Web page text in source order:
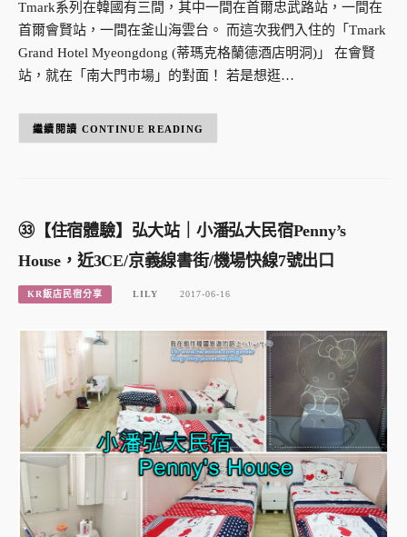
Tmark系列在韓國有三間，其中一間在首爾忠武路站，一間在
首爾會賢站，一間在釜山海雲台。 而這次我們入住的「Tmark
Grand Hotel Myeongdong (蒂瑪克格蘭德酒店明洞)」 在會賢
站，就在「南大門市場」的對面！ 若是想逛…
CONTINUE READING
㉝【住宿體驗】弘大站｜小潘弘大民宿Penny’s
House，近3CE/京義線書街/機場快線7號出口
KR飯店民宿分享 LILY 2017-06-16